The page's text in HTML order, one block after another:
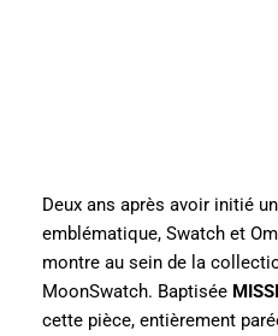
Deux ans après avoir initié
emblématique, Swatch et
montre au sein de la
MoonSwatch. Baptisée
cette pièce, entièrement